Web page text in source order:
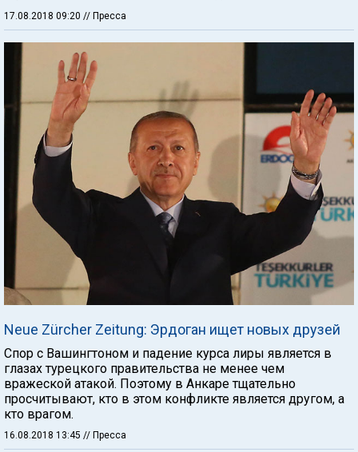
17.08.2018 09:20 // Пресса
Neue Zürcher Zeitung: Эрдоган ищет новых друзей
Спор с Вашингтоном и падение курса лиры является в
глазах турецкого правительства не менее чем
вражеской атакой. Поэтому в Анкаре тщательно
просчитывают, кто в этом конфликте является другом, а
кто врагом.
16.08.2018 13:45 // Пресса